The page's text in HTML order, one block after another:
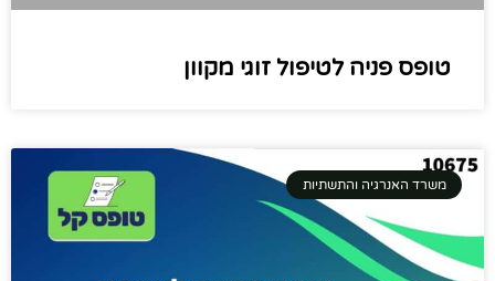
טופס פניה לטיפול זוגי מקוון
משרד האנרגיה והתשתיות